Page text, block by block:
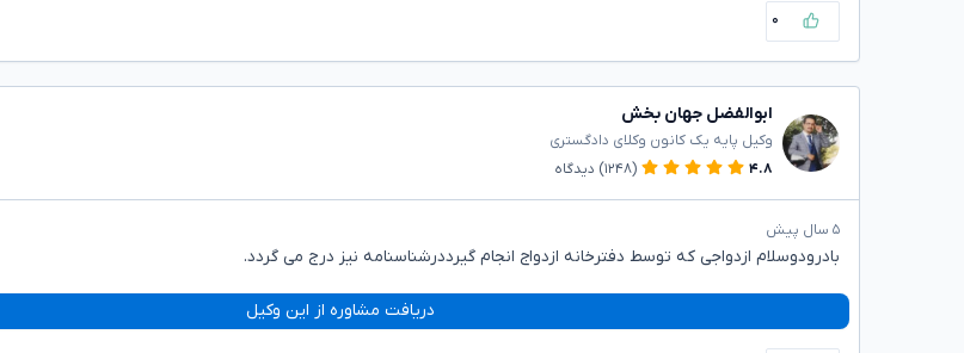
۰
ابوالفضل جهان بخش
وکیل پایه یک کانون وکلای دادگستری
۴.۸
(۱۲۴۸) دیدگاه
۵ سال پیش
بادرودوسلام ازدواجی که توسط دفترخانه ازدواج انجام گیرددرشناسنامه نیز درج می گردد.
دریافت مشاوره از این وکیل